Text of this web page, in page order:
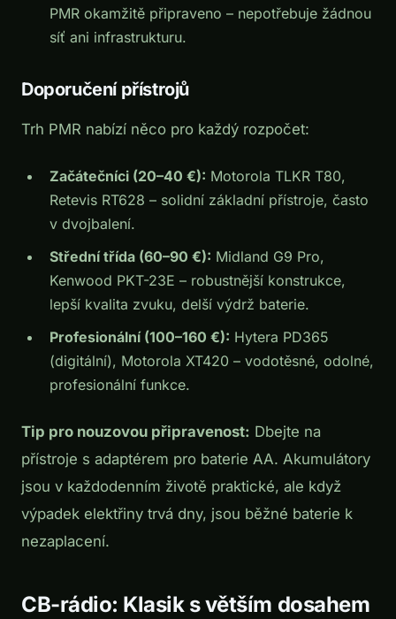
PMR okamžitě připraveno – nepotřebuje žádnou
síť ani infrastrukturu.
Doporučení přístrojů
Trh PMR nabízí něco pro každý rozpočet:
Začátečníci (20–40 €): Motorola TLKR T80,
Retevis RT628 – solidní základní přístroje, často
v dvojbalení.
Střední třída (60–90 €): Midland G9 Pro,
Kenwood PKT-23E – robustnější konstrukce,
lepší kvalita zvuku, delší výdrž baterie.
Profesionální (100–160 €): Hytera PD365
(digitální), Motorola XT420 – vodotěsné, odolné,
profesionální funkce.
Tip pro nouzovou připravenost: Dbejte na
přístroje s adaptérem pro baterie AA. Akumulátory
jsou v každodenním životě praktické, ale když
výpadek elektřiny trvá dny, jsou běžné baterie k
nezaplacení.
CB-rádio: Klasik s větším dosahem